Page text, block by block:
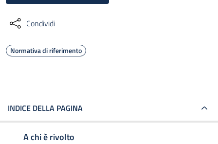
Condividi
Normativa di riferimento
INDICE DELLA PAGINA
A chi è rivolto